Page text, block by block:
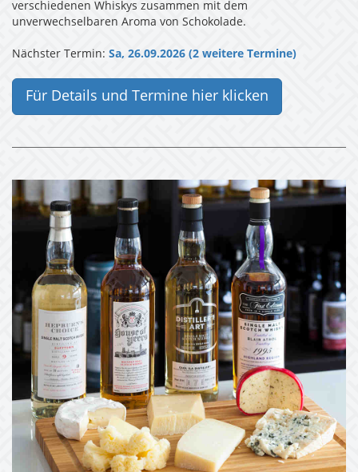
verschiedenen Whiskys zusammen mit dem
unverwechselbaren Aroma von Schokolade.
Nächster Termin: Sa, 26.09.2026 (2 weitere Termine)
Für Details und Termine hier klicken